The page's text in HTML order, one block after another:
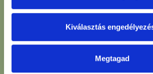
Kiválasztás
Megtagad
Elérhetőségeink
Éttermünk: 1123 Budapest,